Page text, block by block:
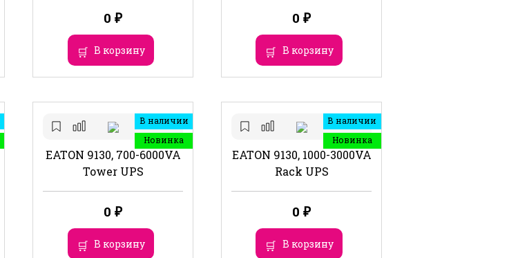
0₽
В корзину
0₽
В корзину
В наличии
Новинка
EATON 9130, 700-6000VA
Tower UPS
0₽
В корзину
В наличии
Новинка
EATON 9130, 1000-3000VA
Rack UPS
0₽
В корзину